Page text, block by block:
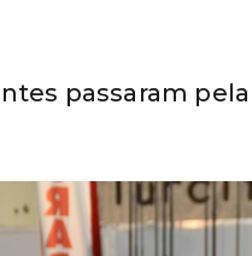
passaram pela